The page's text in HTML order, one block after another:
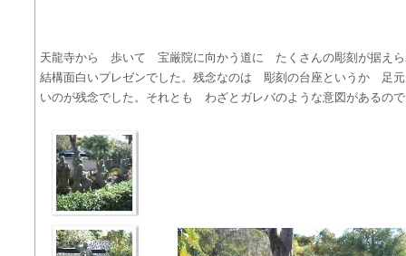
天龍寺から 歩いて 宝厳院に向かう道に たくさんの彫刻が据えら
結構面白いプレゼンでした。残念なのは 彫刻の台座というか 足元
いのが残念でした。それとも わざとガレバのような意図があるの